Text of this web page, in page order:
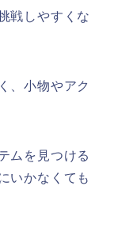
戦しやすくな
、小物やアク
ムを見つける
いかなくても